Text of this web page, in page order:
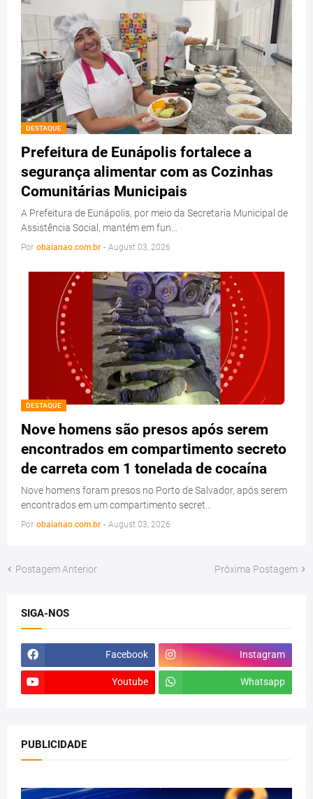
DESTAQUE
Prefeitura de Eunápolis fortalece a
segurança alimentar com as Cozinhas
Comunitárias Municipais
A Prefeitura de Eunápolis, por meio da Secretaria Municipal de
Assistência Social, mantém em fun…
Por obaianao.com.br - August 03, 2026
DESTAQUE
Nove homens são presos após serem
encontrados em compartimento secreto
de carreta com 1 tonelada de cocaína
Nove homens foram presos no Porto de Salvador, após serem
encontrados em um compartimento secret…
Por obaianao.com.br - August 03, 2026
Postagem Anterior Próxima Postagem
SIGA-NOS
Facebook Instagram
Youtube Whatsapp
PUBLICIDADE